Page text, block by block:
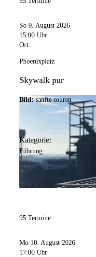
So 9. August 2026
15:00 Uhr
Ort:
Phoenixplatz
Skywalk pur
Bild: sanfte-touren
Kategorie:
Führung
95 Termine
Mo 10. August 2026
17:00 Uhr